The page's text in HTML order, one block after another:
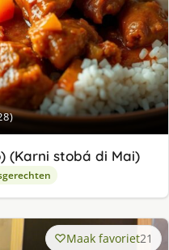
(Karni stobá di Mai)
Maak favoriet21